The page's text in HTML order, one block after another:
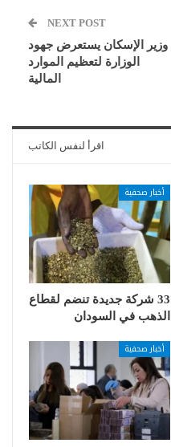
NEXT POST
وزير الإسكان يستعرض جهود
الوزارة لتعظيم الموارد
المالية
اقرأ لنفس الكاتب
أخبار صحفية
33 شركة جديدة تنضم لقطاع
الذهب في السودان
أخبار صحفية